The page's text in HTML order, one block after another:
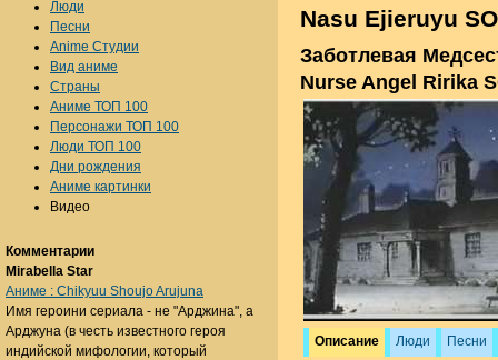
Nasu Ejieruyu
Заботлевая
Nurse Angel Ririka
Описание Люди Песни
Люди
Песни
Anime Студии
Вид аниме
Страны
Аниме ТОП 100
Персонажи ТОП 100
Люди ТОП 100
Дни рождения
Аниме картинки
Видео
Комментарии
Mirabella Star
Аниме : Chikyuu Shoujo Arujuna
Имя героини сериала - не "Арджина", а
Арджуна (в честь известного героя
индийской мифологии, который